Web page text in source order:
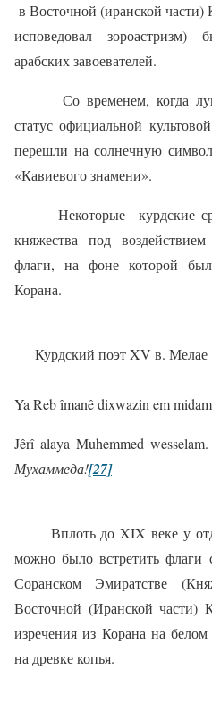
в Восточной (иранской
исповедовал зороастризм)
арабских завоевателей.
Со временем, когда
статус официальной
перешли на солнечную
«Кавиевого знамени».
Некоторые
курдские
княжества под
флаги, на фоне которой
Корана.
Курдский поэт XV в. Мелае
Ya Reb îmanê dixwazin em midam
Jêrî alaya Muhemmed wesselam.
Мухаммеда![27]
Вплоть доXIX веке у
можно было встретить флаги
Соранском Эмиратстве
Восточной (Иранской части)
изречения из Корана на
на древке копья.